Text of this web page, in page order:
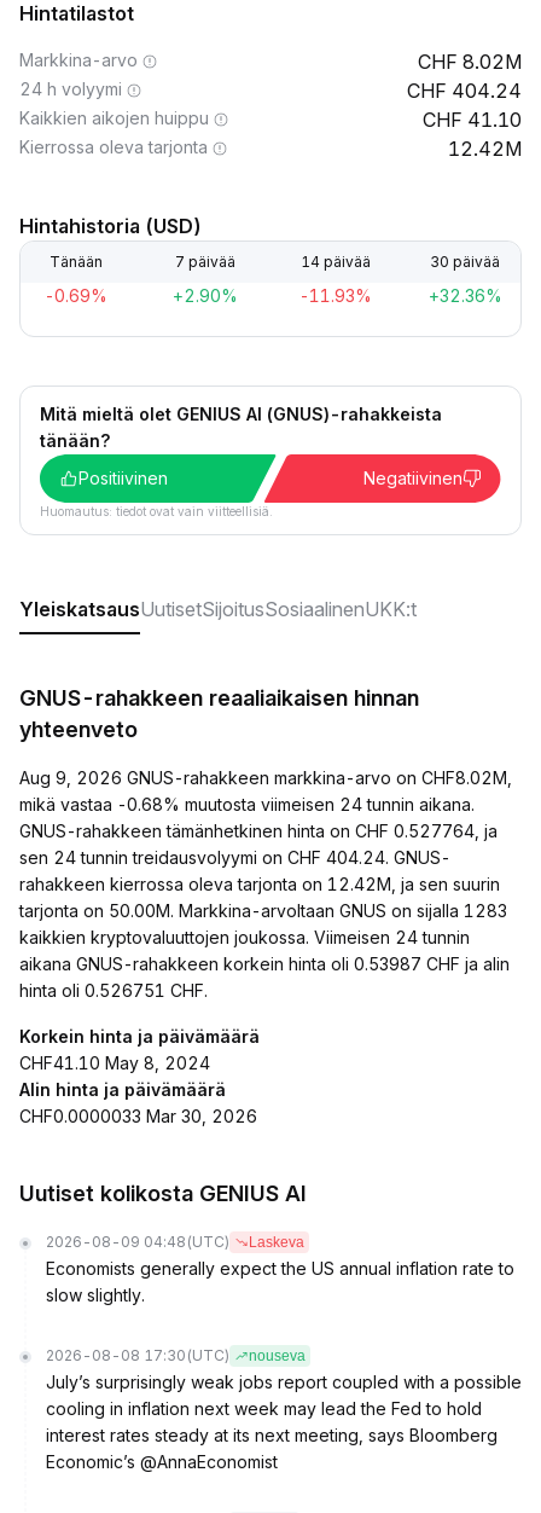
Hintatilastot
Markkina-arvo 8.02M
24 h volyymi 404.24
Kaikkien aikojen huippu 41.10
Kierrossa oleva tarjonta 12.42M
Hintahistoria (USD)
Tänään 7 päivää 14 päivää 30 päivää
-0.69% +2.90% -11.93% +32.36%
Mitä mieltä olet GENIUS AI (GNUS)-rahakkeista
tänään?
Positiivinen
Negatiivinen
Huomautus: tiedot ovat vain viitteellisiä.
YleiskatsausUutisetSijoitusSosiaalinenUKK:t
GNUS-rahakkeen reaaliaikaisen hinnan
yhteenveto
Aug 9, 2026 GNUS-rahakkeen markkina-arvo on CHF8.02M,
mikä vastaa -0.68% muutosta viimeisen 24 tunnin aikana.
GNUS-rahakkeen tämänhetkinen hinta on CHF 0.527764, ja
sen 24 tunnin treidausvolyymi on CHF 404.24. GNUS-
rahakkeen kierrossa oleva tarjonta on 12.42M, ja sen suurin
tarjonta on 50.00M. Markkina-arvoltaan GNUS on sijalla 1283
kaikkien kryptovaluuttojen joukossa. Viimeisen 24 tunnin
aikana GNUS-rahakkeen korkein hinta oli 0.53987 CHF ja alin
hinta oli 0.526751 CHF.
Korkein hinta ja päivämäärä
CHF41.10 May 8, 2024
Alin hinta ja päivämäärä
CHF0.0000033 Mar 30, 2026
Uutiset kolikosta GENIUS AI
2026-08-09 04:48 (UTC) Laskeva
Economists generally expect the US annual inflation rate to
slow slightly.
2026-08-08 17:30 (UTC) nouseva
July’s surprisingly weak jobs report coupled with a possible
cooling in inflation next week may lead the Fed to hold
interest rates steady at its next meeting, says Bloomberg
Economic’s @AnnaEconomist